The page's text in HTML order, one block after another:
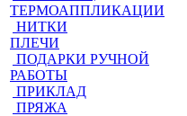
ТЕРМОАППЛИКАЦИИ
НИТКИ
ПЛЕЧИ
ПОДАРКИ РУЧНОЙ
РАБОТЫ
ПРИКЛАД
ПРЯЖА